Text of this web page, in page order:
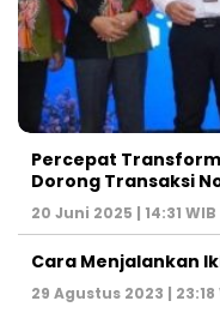
Percepat
Dorong Transaksi
20 Juni 2025 | 14:31 WIB
Cara Menjalankan
29 Agustus 2023 | 23:18